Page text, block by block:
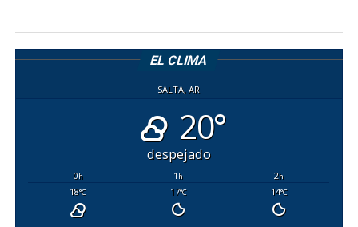
EL CLIMA
SALTA, AR
20°
despejado
0h 1h 2h
18°C 17°C 14°C